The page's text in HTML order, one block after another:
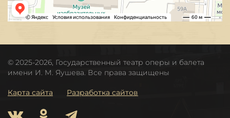
© 2025-2026, Государственный театр оперы и балета
имени И. М. Яушева. Все права защищены
Карта сайта Разработка сайтов